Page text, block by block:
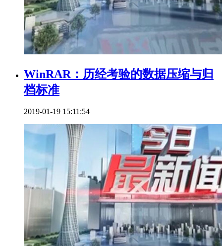
WinRAR：历经考验的数据压缩与归
档标准
2019-01-19 15:11:54